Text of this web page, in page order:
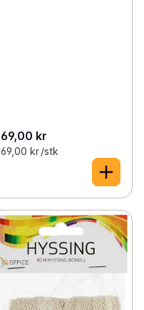
69,00 kr
69,00 kr /stk